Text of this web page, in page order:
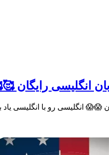
انگلیسی رایگان
😱😱 انگلیسی رو با